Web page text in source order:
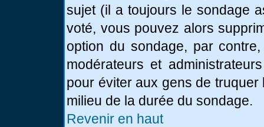
sujet (il a toujours le sondage
voté, vous pouvez alors
option du sondage, par
modérateurs et
pour éviter aux gens de
milieu de la durée du sondage.
Revenir en haut